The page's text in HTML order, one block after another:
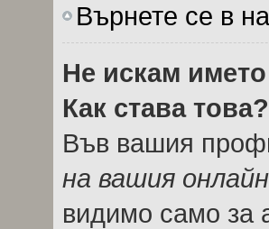
Върнете се в
Не искам
Как става това?
Във вашия
на вашия
видимо само за